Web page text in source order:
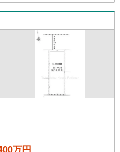
室内・現地を見学する（無料）」
をご記入いただけますとスムーズ
ウィル不動産販売はここが強み】
たローン専門部署があります！
ォーム部門も社内にあります！
万円